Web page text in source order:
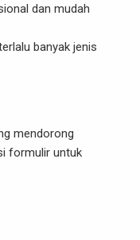
dan mudah
banyak jenis
mendorong
formulir untuk